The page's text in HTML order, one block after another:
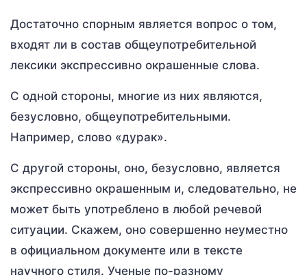
Достаточно спорным является вопрос о том,
входят ли в состав общеупотребительной
лексики экспрессивно окрашенные слова.
С одной стороны, многие из них являются,
безусловно, общеупотребительными.
Например, слово «дурак».
С другой стороны, оно, безусловно, является
экспрессивно окрашенным и, следовательно, не
может быть употреблено в любой речевой
ситуации. Скажем, оно совершенно неуместно
в официальном документе или в тексте
научного стиля. Ученые по-разному